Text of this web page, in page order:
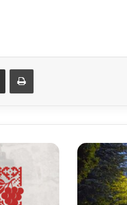
Dijeli putem Emaila Printaj
CERNO
Otuđen
kip
sv.
Leopolda